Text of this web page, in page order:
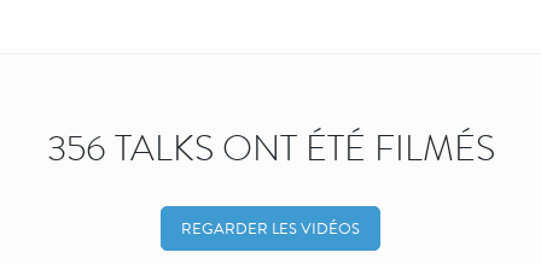
356 TALKS ONT ÉTÉ FILMÉS
REGARDER LES VIDÉOS